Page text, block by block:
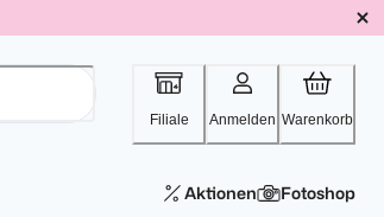
Filiale Anmelden Warenkorb
Aktionen Fotoshop